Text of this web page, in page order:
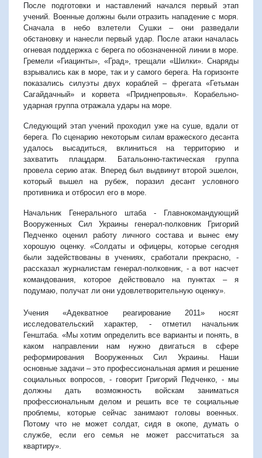
После подготовки и наставлений начался первый этап
учений. Военные должны были отразить нападение с моря.
Сначала в небо взлетели Сушки – они разведали
обстановку и нанесли первый удар. После атаки началась
огневая поддержка с берега по обозначенной линии в море.
Гремели «Гиацинты», «Град», трещали «Шилки». Снаряды
взрывались как в море, так и у самого берега. На горизонте
показались силуэты двух кораблей – фрегата «Гетьман
Сагайдачный» и корвета «Приднепровья». Корабельно-
ударная группа отражала удары на море.
Следующий этап учений проходил уже на суше, вдали от
берега. По сценарию некоторым силам вражеского десанта
удалось высадиться, вклиниться на территорию и
захватить плацдарм. Батальонно-тактическая группа
провела серию атак. Вперед был выдвинут второй эшелон,
который вышел на рубеж, поразил десант условного
противника и отбросил его в море.
Начальник Генерального штаба - Главнокомандующий
Вооруженных Сил Украины генерал-полковник Григорий
Педченко оценил работу личного состава и вынес ему
хорошую оценку. «Солдаты и офицеры, которые сегодня
были задействованы в учениях, сработали прекрасно, -
рассказал журналистам генерал-полковник, - а вот насчет
командования, которое действовало на пунктах – я
подумаю, получат ли они удовлетворительную оценку».
Учения «Адекватное реагирование 2011» носят
исследовательский характер, - отметил начальник
Генштаба. «Мы хотим определить все варианты и понять, в
каком направлении нам нужно двигаться в сфере
реформирования Вооруженных Сил Украины. Наши
основные задачи – это профессиональная армия и решение
социальных вопросов, - говорит Григорий Педченко, - мы
должны дать возможность войскам заниматься
профессиональным делом и решить все те социальные
проблемы, которые сейчас занимают головы военных.
Потому что не может солдат, сидя в окопе, думать о
службе, если его семья не может рассчитаться за
квартиру».